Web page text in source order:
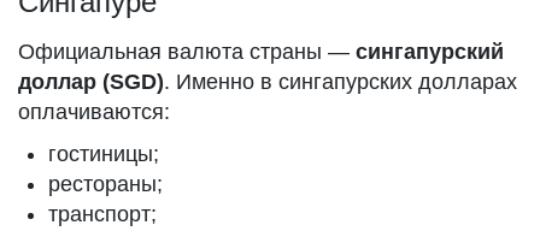
Официальная валюта страны — сингапурский
доллар (SGD). Именно в сингапурских долларах
оплачиваются:
гостиницы;
рестораны;
транспорт;